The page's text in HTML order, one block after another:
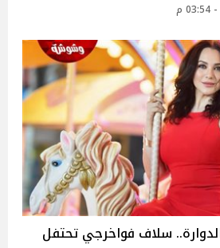
سلاف فواخرجي تحتفل